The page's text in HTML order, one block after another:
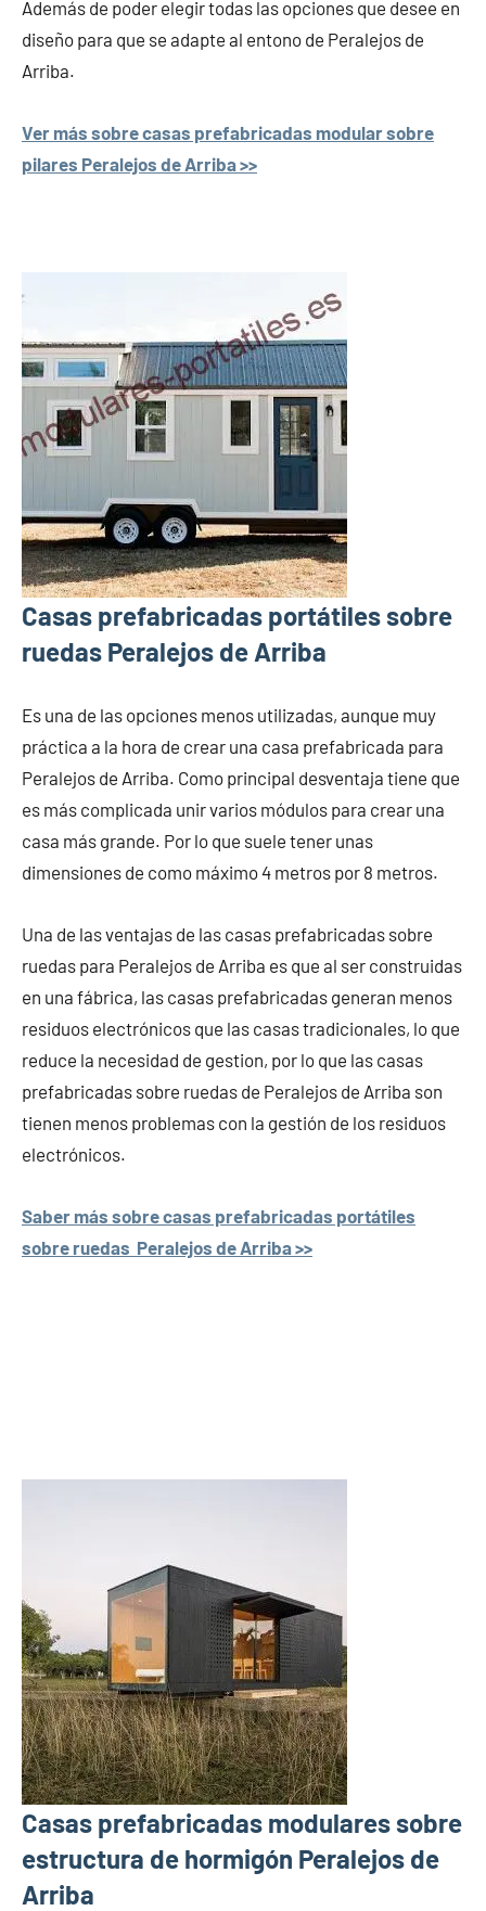
Además de poder elegir todas las opciones que desee en
diseño para que se adapte al entono de Peralejos de
Arriba.
Ver más sobre casas prefabricadas modular sobre
pilares Peralejos de Arriba >>
Casas prefabricadas portátiles sobre
ruedas Peralejos de Arriba
Es una de las opciones menos utilizadas, aunque muy
práctica a la hora de crear una casa prefabricada para
Peralejos de Arriba. Como principal desventaja tiene que
es más complicada unir varios módulos para crear una
casa más grande. Por lo que suele tener unas
dimensiones de como máximo 4 metros por 8 metros.
Una de las ventajas de las casas prefabricadas sobre
ruedas para Peralejos de Arriba es que al ser construidas
en una fábrica, las casas prefabricadas generan menos
residuos electrónicos que las casas tradicionales, lo que
reduce la necesidad de gestion, por lo que las casas
prefabricadas sobre ruedas de Peralejos de Arriba son
tienen menos problemas con la gestión de los residuos
electrónicos.
Saber más sobre casas prefabricadas portátiles
sobre ruedas Peralejos de Arriba >>
Casas prefabricadas modulares sobre
estructura de hormigón Peralejos de
Arriba